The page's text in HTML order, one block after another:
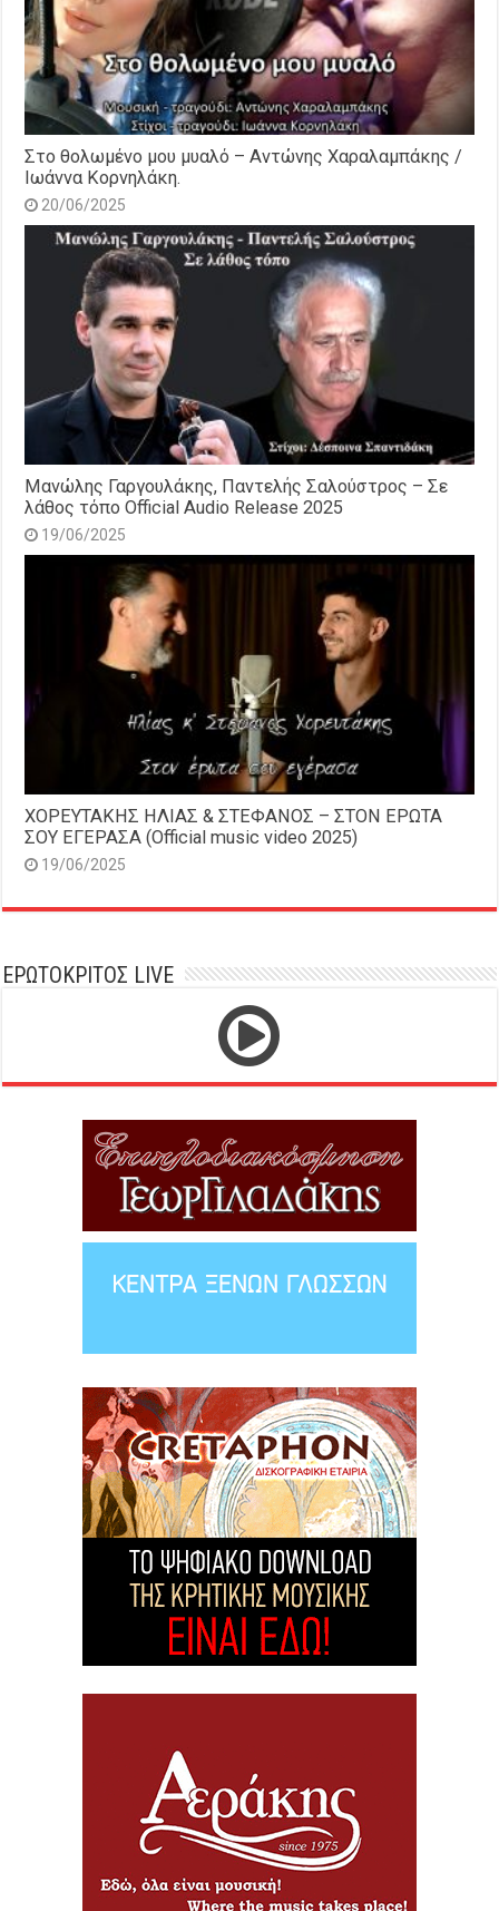
Στο θολωμένο μου μυαλό – Αντώνης Χαραλαμπάκης /
Ιωάννα Κορνηλάκη.
20/06/2025
Μανώλης Γαργουλάκης, Παντελής Σαλούστρος – Σε
λάθος τόπο Official Audio Release 2025
19/06/2025
ΧΟΡΕΥΤΑΚΗΣ ΗΛΙΑΣ & ΣΤΕΦΑΝΟΣ – ΣΤΟΝ ΕΡΩΤΑ
ΣΟΥ ΕΓΕΡΑΣΑ (Official music video 2025)
19/06/2025
ΕΡΩΤΟΚΡΙΤΟΣ LIVE